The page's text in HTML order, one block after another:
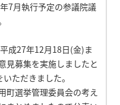
7月執行予定の参議院議
成27年12月18日(金)ま
見募集を実施しましたと
ただきました。
町選挙管理委員会の考え